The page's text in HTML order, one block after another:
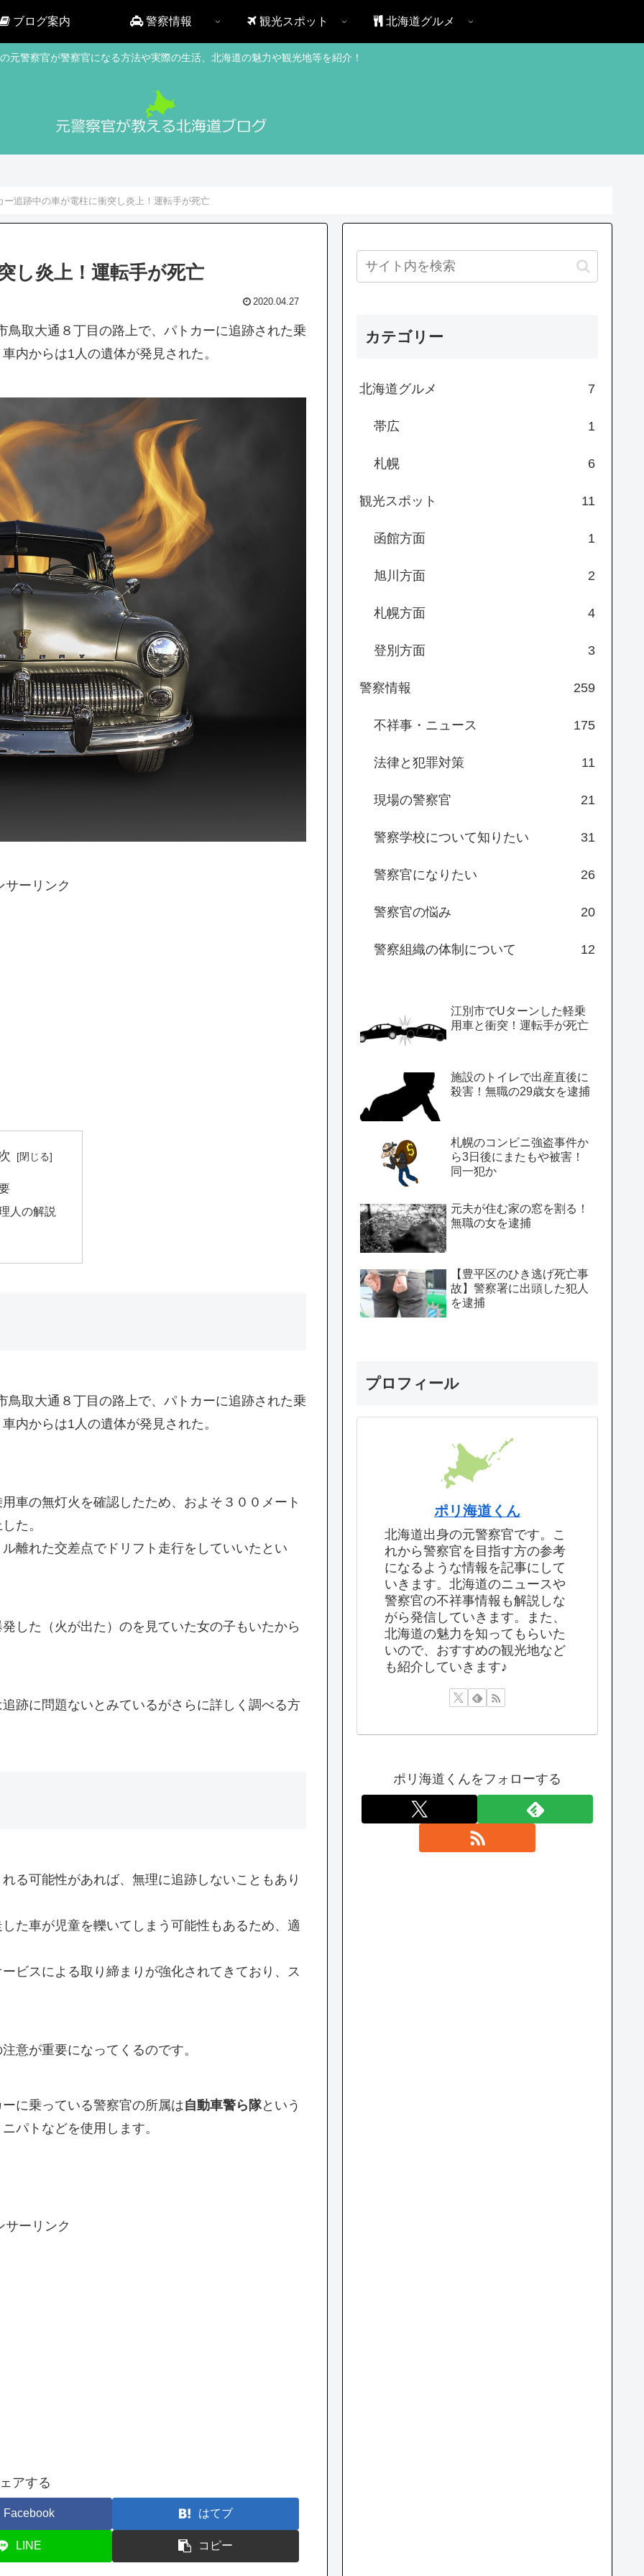
元警察官が警察官になる方法や実際の生活、北海道の魅力や観光地等を紹介！
ブログ案内 警察情報 観光スポット 北海道グルメ
ー追跡中の車が電柱に衝突し炎上！運転手が死亡
し炎上！運転手が死亡
2020.04.27
取大通８丁目の路上で、パトカーに追跡された乗
内からは1人の遺体が発見された。
サーリンク
人の解説
取大通８丁目の路上で、パトカーに追跡された乗
内からは1人の遺体が発見された。
車の無灯火を確認したため、およそ３００メート
た。
離れた交差点でドリフト走行をしていいたとい
した（火が出た）のを見ていた女の子もいたから
跡に問題ないとみているがさらに詳しく調べる方
る可能性があれば、無理に追跡しないこともあり
た車が児童を轢いてしまう可能性もあるため、適
ビスによる取り締まりが強化されてきており、ス
意が重要になってくるのです。
に乗っている警察官の所属は自動車警ら隊という
パトなどを使用します。
サーリンク
アする
Facebook はてブ
LINE コピー
カテゴリー
北海道グルメ 7
帯広 1
札幌 6
観光スポット 11
函館方面 1
旭川方面 2
札幌方面 4
登別方面 3
警察情報 259
不祥事・ニュース 175
法律と犯罪対策 11
現場の警察官 21
警察学校について知りたい 31
警察官になりたい 26
警察官の悩み 20
警察組織の体制について 12
江別市でUターンした軽乗
用車と衝突！運転手が死亡
施設のトイレで出産直後に
殺害！無職の29歳女を逮捕
札幌のコンビニ強盗事件か
ら3日後にまたもや被害！
同一犯か
元夫が住む家の窓を割る！
無職の女を逮捕
【豊平区のひき逃げ死亡事
故】警察署に出頭した犯人
を逮捕
プロフィール
ポリ海道くん
北海道出身の元警察官です。こ
れから警察官を目指す方の参考
になるような情報を記事にして
いきます。北海道のニュースや
警察官の不祥事情報も解説しな
がら発信していきます。また、
北海道の魅力を知ってもらいた
いので、おすすめの観光地など
も紹介していきます♪
ポリ海道くんをフォローする